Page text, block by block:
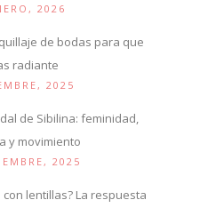
2026
de bodas para que
radiante
2025
de Sibilina: feminidad,
y movimiento
2025
lentillas? La respuesta